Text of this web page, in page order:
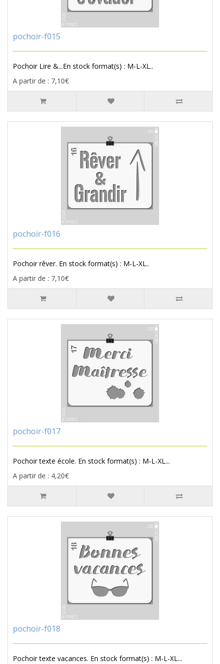
pochoir-f015
Pochoir Lire &...En stock format(s) : M-L-XL..
A partir de : 7,10€
pochoir-f016
Pochoir rêver. En stock format(s) : M-L-XL..
A partir de : 7,10€
pochoir-f017
Pochoir texte école. En stock format(s) : M-L-XL...
A partir de : 4,20€
pochoir-f018
Pochoir texte vacances. En stock format(s) : M-L-XL...